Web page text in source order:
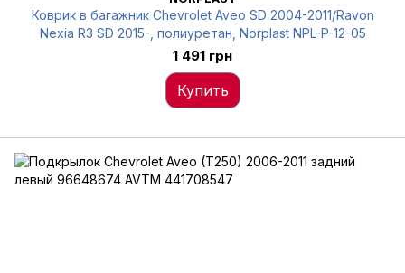
Коврик в багажник Chevrolet Aveo SD 2004-2011/Ravon
Nexia R3 SD 2015-, полиуретан, Norplast NPL-P-12-05
1 491 грн
Купить